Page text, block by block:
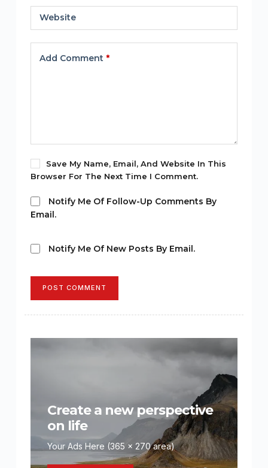
Website
Add Comment *
Save My Name, Email, And Website In This
Browser For The Next Time I Comment.
Notify Me Of Follow-Up Comments By
Email.
Notify Me Of New Posts By Email.
POST COMMENT
Create a new perspective
on life
Your Ads Here (365 x 270 area)